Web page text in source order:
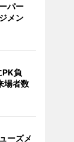
パー
メン
PK負
場者数
ーズメ